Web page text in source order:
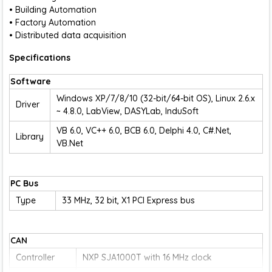
• Building Automation
• Factory Automation
• Distributed data acquisition
Specifications
Software
Driver
Windows XP/7/8/10 (32-bit/64-bit OS), Linux 2.6.x
~ 4.8.0, LabView, DASYLab, InduSoft
Library
VB 6.0, VC++ 6.0, BCB 6.0, Delphi 4.0, C#.Net,
VB.Net
PC Bus
Type
33 MHz, 32 bit, X1 PCI Express bus
CAN
Controller
NXP SJA1000T with 16 MHz clock